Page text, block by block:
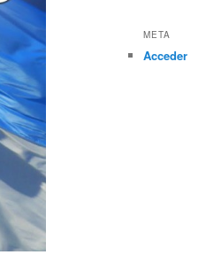
META
Acceder